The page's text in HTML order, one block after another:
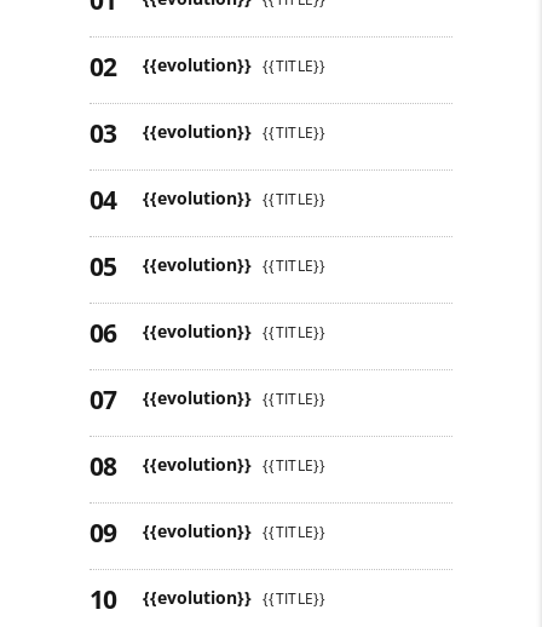
{{evolution}} {{TITLE}}
{{evolution}} {{TITLE}}
{{evolution}} {{TITLE}}
{{evolution}} {{TITLE}}
{{evolution}} {{TITLE}}
{{evolution}} {{TITLE}}
{{evolution}} {{TITLE}}
{{evolution}} {{TITLE}}
{{evolution}} {{TITLE}}